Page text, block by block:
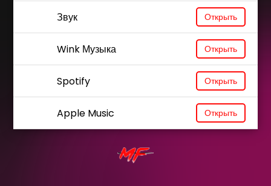
Звук Открыть
Wink Музыка Открыть
Spotify Открыть
Apple Music Открыть